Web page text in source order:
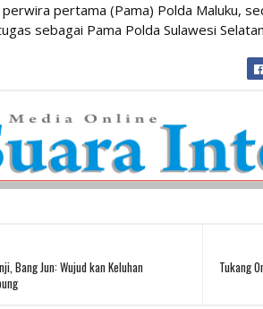
pertama (Pama) Polda Maluku,
sebagai Pama Polda Sulawesi
Tukang
Bang Jun: Wujud kan Keluhan